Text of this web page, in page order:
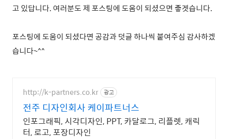
고 있답니다. 여러분도 제 포스팅에 도움이 되셨으면 좋겟습니다.
포스팅에 도움이 되셨다면 공감과 덧글 하나씩 붙여주심 감사하겠
습니다~^^
http://k-partners.co.kr 광고
전주 디자인회사 케이파트너스
인포그래픽, 시각디자인, PPT, 카달로그, 리플렛, 캐릭
터, 로고, 포장디자인